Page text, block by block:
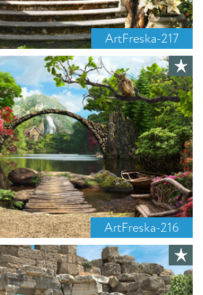
ArtFreska-217
ArtFreska-216